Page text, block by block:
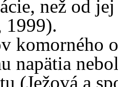
než od
1999).
komorného
napätia
(Ježová a